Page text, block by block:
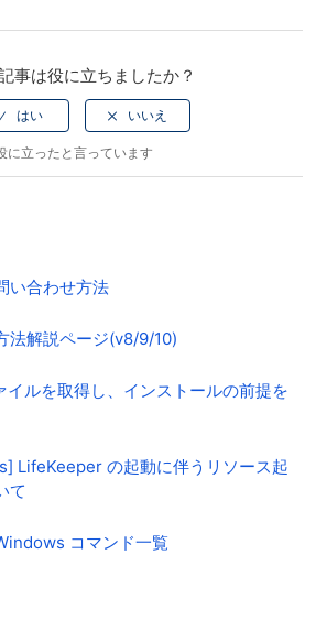
事は役に立ちましたか？
に立ったと言っています
い合わせ方法
法解説ページ(v8/9/10)
イルを取得し、インストールの前提を
LifeKeeper の起動に伴うリソース起
て
コマンド一覧